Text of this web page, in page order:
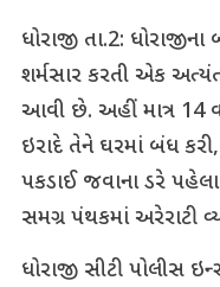
ધોરાજી તા.2:
શર્મસાર કરતી એક
આવી છે. અહીં માત્ર 14
ઇરાદે તેને ઘરમાં બંધ કરી,
પકડાઈ જવાના ડરે
સમગ્ર પંથકમાં અરેરાટી
ધોરાજી સીટી પોલીસ